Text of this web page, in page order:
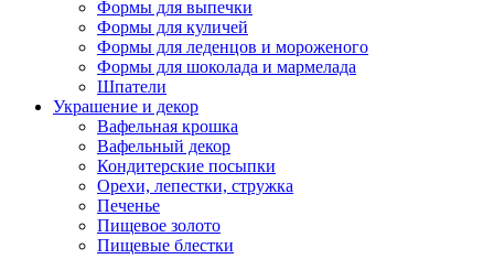
Формы для выпечки
Формы для куличей
Формы для леденцов и мороженого
Формы для шоколада и мармелада
Шпатели
Украшение и декор
Вафельная крошка
Вафельный декор
Кондитерские посыпки
Орехи, лепестки, стружка
Печенье
Пищевое золото
Пищевые блестки